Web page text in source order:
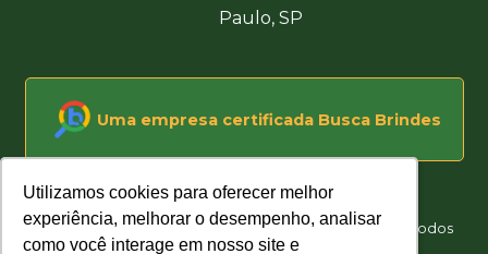
Utilizamos cookies para oferecer melhor
experiência, melhorar o desempenho, analisar
como você interage em nosso site e
Utilizamos cookies para oferecer melhor
experiência, melhorar o desempenho, analisar
como você interage em nosso site e
Paulo, SP
Uma empresa certificada Busca Brindes
Hakuna Matata Brindes Corporativos Personalizados © Todos